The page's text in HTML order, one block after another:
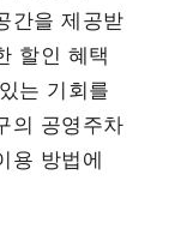
간을 제공받
할인 혜택
는 기회를
의 공영주차
용 방법에